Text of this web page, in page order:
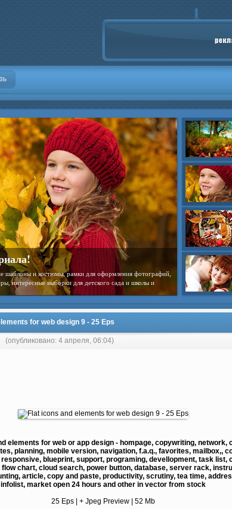
шаблоны и костюмы, рамки для оформления фотографий,
интересные выборки для детского сада и школы и
for web design 9 - 25 Eps
(опубликовано: 4 апреля, 06:04)
elements for web or app design - hompage, copywriting, network,
planning, mobile version, navigation, f.a.q., favorites, mailbox,,
blueprint, support, programing, devellopment, task list,
chart, cloud search, power button, database, server rack,
article, copy and paste, productivity, scrutiny, tea time,
infolist, market open 24 hours and other in vector from stock
25 Eps | + Jpeg Preview | 52 Mb